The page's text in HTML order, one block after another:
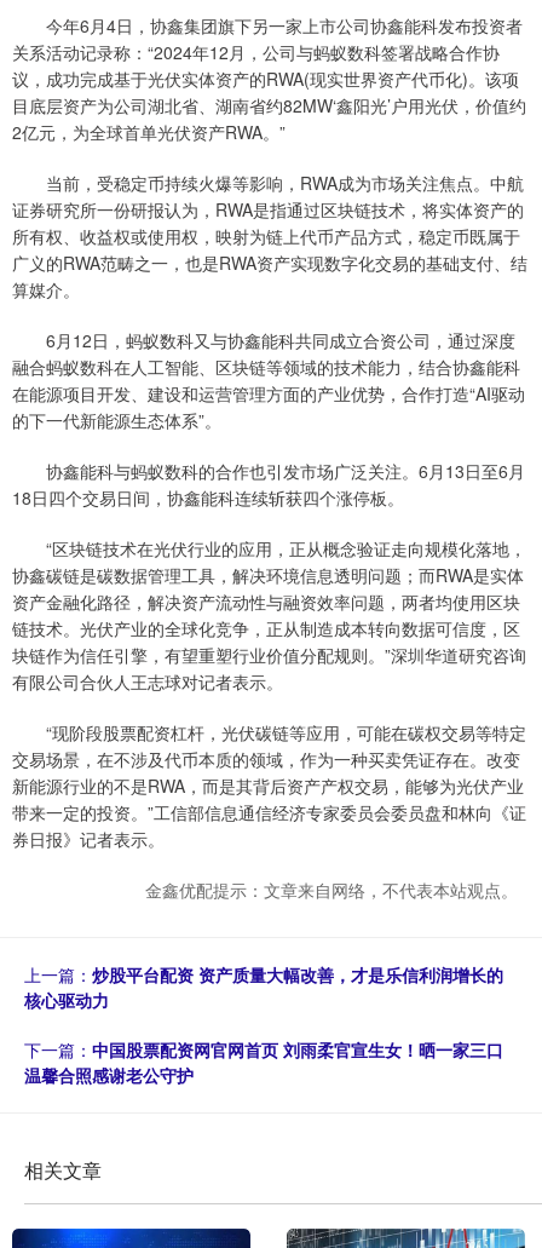
今年6月4日，协鑫集团旗下另一家上市公司协鑫能科发布投资者
关系活动记录称：“2024年12月，公司与蚂蚁数科签署战略合作协
议，成功完成基于光伏实体资产的RWA(现实世界资产代币化)。该项
目底层资产为公司湖北省、湖南省约82MW‘鑫阳光’户用光伏，价值约
2亿元，为全球首单光伏资产RWA。”
当前，受稳定币持续火爆等影响，RWA成为市场关注焦点。中航
证券研究所一份研报认为，RWA是指通过区块链技术，将实体资产的
所有权、收益权或使用权，映射为链上代币产品方式，稳定币既属于
广义的RWA范畴之一，也是RWA资产实现数字化交易的基础支付、结
算媒介。
6月12日，蚂蚁数科又与协鑫能科共同成立合资公司，通过深度
融合蚂蚁数科在人工智能、区块链等领域的技术能力，结合协鑫能科
在能源项目开发、建设和运营管理方面的产业优势，合作打造“AI驱动
的下一代新能源生态体系”。
协鑫能科与蚂蚁数科的合作也引发市场广泛关注。6月13日至6月
18日四个交易日间，协鑫能科连续斩获四个涨停板。
“区块链技术在光伏行业的应用，正从概念验证走向规模化落地，
协鑫碳链是碳数据管理工具，解决环境信息透明问题；而RWA是实体
资产金融化路径，解决资产流动性与融资效率问题，两者均使用区块
链技术。光伏产业的全球化竞争，正从制造成本转向数据可信度，区
块链作为信任引擎，有望重塑行业价值分配规则。”深圳华道研究咨询
有限公司合伙人王志球对记者表示。
“现阶段股票配资杠杆，光伏碳链等应用，可能在碳权交易等特定
交易场景，在不涉及代币本质的领域，作为一种买卖凭证存在。改变
新能源行业的不是RWA，而是其背后资产产权交易，能够为光伏产业
带来一定的投资。”工信部信息通信经济专家委员会委员盘和林向《证
券日报》记者表示。
金鑫优配提示：文章来自网络，不代表本站观点。
上一篇： 炒股平台配资 资产质量大幅改善，才是乐信利润增长的
核心驱动力
下一篇： 中国股票配资网官网首页 刘雨柔官宣生女！晒一家三口
温馨合照感谢老公守护
相关文章